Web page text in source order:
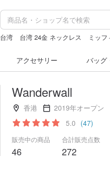
台湾 台湾 24金 ネックレス ミッ
アクセサリー バッグ
Wanderwall
香港
2019年オープン
5.0 (47)
販売中の商品
46
合計販売点数
272